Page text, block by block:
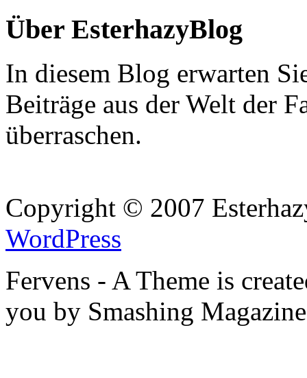
Über EsterhazyBlog
In diesem Blog erwarten
Beiträge aus der Welt der
überraschen.
Copyright © 2007
WordPress
Fervens - A Theme is
you by Smashing Magazine